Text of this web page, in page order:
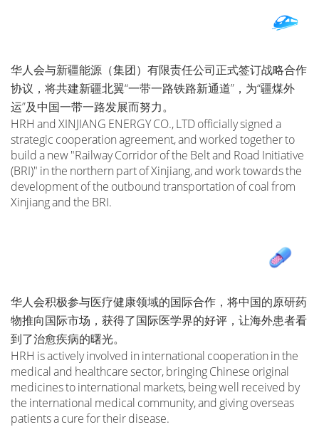
华人会与新疆能源（集团）有限责任公司正式签订战略合作
协议，将共建新疆北翼“一带一路铁路新通道”，为“疆煤外
运”及中国一带一路发展而努力。
HRH and XINJIANG ENERGY CO., LTD officially signed a
strategic cooperation agreement, and worked together to
build a new "Railway Corridor of the Belt and Road Initiative
(BRI)" in the northern part of Xinjiang, and work towards the
development of the outbound transportation of coal from
Xinjiang and the BRI.
华人会积极参与医疗健康领域的国际合作，将中国的原研药
物推向国际市场，获得了国际医学界的好评，让海外患者看
到了治愈疾病的曙光。
HRH is actively involved in international cooperation in the
medical and healthcare sector, bringing Chinese original
medicines to international markets, being well received by
the international medical community, and giving overseas
patients a cure for their disease.